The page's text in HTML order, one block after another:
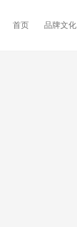
首页 品牌文化